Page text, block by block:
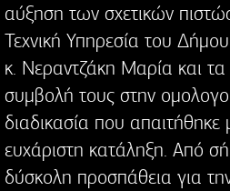
αύξηση των σχετικών
Τεχνική Υπηρεσία του
κ. Νεραντζάκη Μαρία και τα
συμβολή τους στην
διαδικασία που απαιτήθηκε
ευχάριστη κατάληξη. Από
δύσκολη προσπάθεια για